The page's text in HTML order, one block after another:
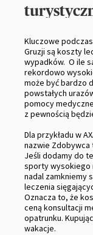
Kluczowe
Gruzji są koszty
wypadków. O ile
rekordowo
może być bardzo
powstałych
pomocy
z pewnością
Dla przykładu w
nazwie Zdobywca
Jeśli dodamy do
sporty wysokiego
nadal zamkniemy
leczenia
Oznacza to, że
ceną konsultacji
opatrunku.
wakacje.